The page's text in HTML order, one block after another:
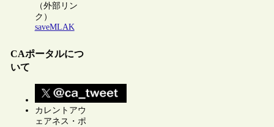
（外部リン
ク）
saveMLAK
CAポータルにつ
いて
カレントアウ
ェアネス・ポ